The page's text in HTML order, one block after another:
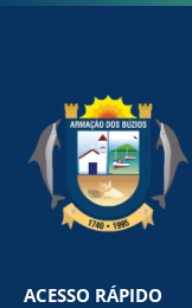
ACESSO RÁPIDO